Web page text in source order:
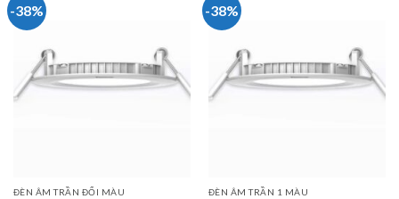
-38%
ĐÈN ÂM TRẦN ĐỔI MÀU
-38%
ĐÈN ÂM TRẦN 1 MÀU